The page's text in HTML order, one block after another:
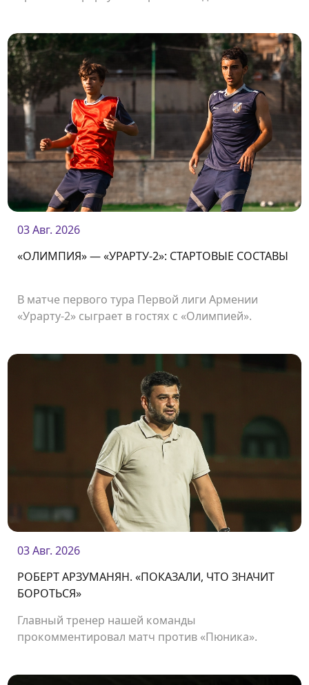
03 Авг. 2026
«ОЛИМПИЯ» — «УРАРТУ-2»: СТАРТОВЫЕ СОСТАВЫ
В матче первого тура Первой лиги Армении
«Урарту-2» сыграет в гостях с «Олимпией».
03 Авг. 2026
РОБЕРТ АРЗУМАНЯН. «ПОКАЗАЛИ, ЧТО ЗНАЧИТ
БОРОТЬСЯ»
Главный тренер нашей команды
прокомментировал матч против «Пюника».